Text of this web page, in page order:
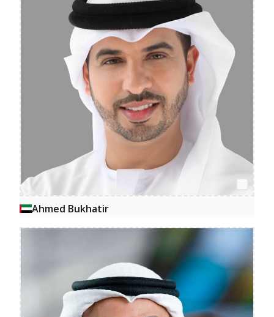
Ahmed Bukhatir